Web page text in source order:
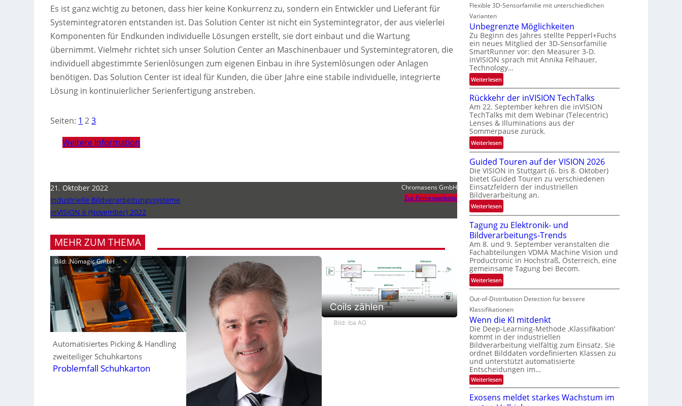
Es ist ganz wichtig zu betonen, dass hier keine Konkurrenz zu, sondern ein Entwickler und Lieferant für
Systemintegratoren entstanden ist. Das Solution Center ist nicht ein Systemintegrator, der aus vielerlei
Komponenten für Endkunden individuelle Lösungen erstellt, sie dort einbaut und die Wartung
übernimmt. Vielmehr richtet sich unser Solution Center an Maschinenbauer und Systemintegratoren, die
individuell abgestimmte Serienlösungen zum eigenen Einbau in ihre Systemlösungen oder Anlagen
benötigen. Das Solution Center ist ideal für Kunden, die über Jahre eine stabile individuelle, integrierte
Lösung in kontinuierlicher Serienfertigung anstreben.
Seiten: 1 23
Weitere Information
21. Oktober 2022
Industrielle Bildverarbeitungssysteme
inVISION 6 (November) 2022
Chromasens GmbH
Zur Firmenwebsite
MEHR ZUM THEMA
Bild: .Nomagic GmbH
Automatisiertes Picking & Handling
zweiteiliger Schuhkartons
Problemfall Schuhkarton
Coils zählen
Bild: iba AG
s
-
B
-
R
u
n
d
e
n
l
N
e
w
s
‘
Flexible 3D-Sensorfamilie mit unterschiedlichen
Varianten
Unbegrenzte Möglichkeiten
Zu Beginn des Jahres stellte Pepperl+Fuchs
ein neues Mitglied der 3D-Sensorfamilie
SmartRunner vor: den Measurer 3-D.
inVISION sprach mit Annika Felhauer,
Technology…
Weiterlesen:
U
n
b
e
g
r
e
z
t
e
M
g
l
i
c
h
k
e
i
t
e
n
Rückkehr der inVISION TechTalks
Am 22. September kehren die inVISION
TechTalks mit dem Webinar (Telecentric)
Lenses & Illuminations aus der
Sommerpause zurück.
Weiterlesen:
R
ü
c
k
k
e
h
d
e
r
i
n
V
I
S
N
T
e
c
h
T
a
k
Guided Touren auf der VISION 2026
Die VISION in Stuttgart (6. bis 8. Oktober)
bietet Guided Touren zu verschiedenen
Einsatzfeldern der industriellen
Bildverarbeitung an.
Weiterlesen:
G
u
i
d
e
d
T
o
r
e
n
a
u
f
d
e
r
V
Tagung zu Elektronik- und
Bildverarbeitungs-Trends
Am 8. und 9. September veranstalten die
Fachabteilungen VDMA Machine Vision und
Productronic in Hochstraß, Österreich, eine
gemeinsame Tagung bei Becom.
Weiterlesen:
T
a
g
u
n
g
z
u
E
l
e
k
Out-of-Distribution Detection für bessere
Klassifikationen
Wenn die KI mitdenkt
Die Deep-Learning-Methode ‚Klassifikation‘
kommt in der industriellen
Bildverarbeitung vielfältig zum Einsatz. Sie
ordnet Bilddaten vordefinierten Klassen zu
und unterstützt automatisierte
Entscheidungen im…
Weiterlesen:
W
n
Exosens meldet starkes Wachstum im